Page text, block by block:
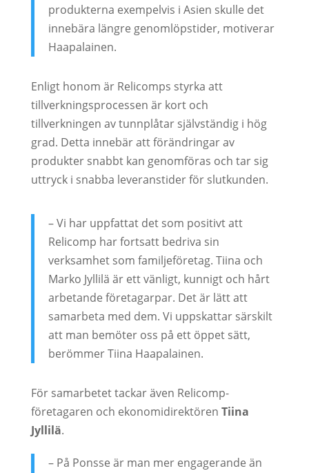
produkterna exempelvis i Asien skulle det
innebära längre genomlöpstider, motiverar
Haapalainen.
Enligt honom är Relicomps styrka att
tillverkningsprocessen är kort och
tillverkningen av tunnplåtar självständig i hög
grad. Detta innebär att förändringar av
produkter snabbt kan genomföras och tar sig
uttryck i snabba leveranstider för slutkunden.
– Vi har uppfattat det som positivt att
Relicomp har fortsatt bedriva sin
verksamhet som familjeföretag. Tiina och
Marko Jyllilä är ett vänligt, kunnigt och hårt
arbetande företagarpar. Det är lätt att
samarbeta med dem. Vi uppskattar särskilt
att man bemöter oss på ett öppet sätt,
berömmer Tiina Haapalainen.
För samarbetet tackar även Relicomp-
företagaren och ekonomidirektören Tiina
Jyllilä.
– På Ponsse är man mer engagerande än